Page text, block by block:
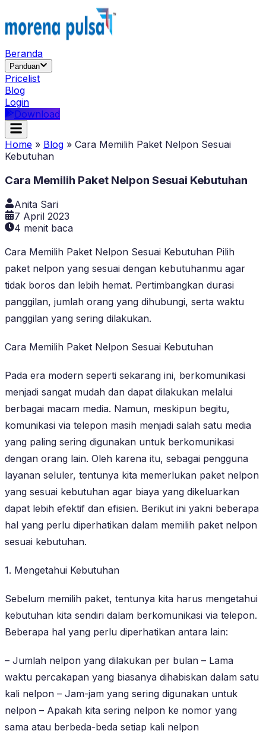
Beranda
Panduan
Pricelist
Blog
Login
Download
Home » Blog » Cara Memilih Paket Nelpon Sesuai
Kebutuhan
Cara Memilih Paket Nelpon Sesuai Kebutuhan
Anita Sari
7 April 2023
4 menit baca
Cara Memilih Paket Nelpon Sesuai Kebutuhan Pilih
paket nelpon yang sesuai dengan kebutuhanmu agar
tidak boros dan lebih hemat. Pertimbangkan durasi
panggilan, jumlah orang yang dihubungi, serta waktu
panggilan yang sering dilakukan.
Cara Memilih Paket Nelpon Sesuai Kebutuhan
Pada era modern seperti sekarang ini, berkomunikasi
menjadi sangat mudah dan dapat dilakukan melalui
berbagai macam media. Namun, meskipun begitu,
komunikasi via telepon masih menjadi salah satu media
yang paling sering digunakan untuk berkomunikasi
dengan orang lain. Oleh karena itu, sebagai pengguna
layanan seluler, tentunya kita memerlukan paket nelpon
yang sesuai kebutuhan agar biaya yang dikeluarkan
dapat lebih efektif dan efisien. Berikut ini yakni beberapa
hal yang perlu diperhatikan dalam memilih paket nelpon
sesuai kebutuhan.
1. Mengetahui Kebutuhan
Sebelum memilih paket, tentunya kita harus mengetahui
kebutuhan kita sendiri dalam berkomunikasi via telepon.
Beberapa hal yang perlu diperhatikan antara lain:
– Jumlah nelpon yang dilakukan per bulan – Lama
waktu percakapan yang biasanya dihabiskan dalam satu
kali nelpon – Jam-jam yang sering digunakan untuk
nelpon – Apakah kita sering nelpon ke nomor yang
sama atau berbeda-beda setiap kali nelpon